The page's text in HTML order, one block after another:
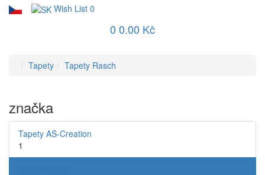
Wish List 0
0 0.00 Kč
Tapety Tapety Rasch
značka
Tapety AS-Creation
1